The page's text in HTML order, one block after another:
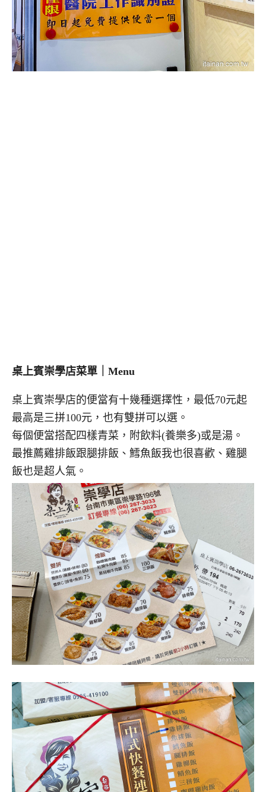
桌上賓崇學店菜單｜Menu
桌上賓崇學店的便當有十幾種選擇性，最低70元起
最高是三拼100元，也有雙拼可以選。
每個便當搭配四樣青菜，附飲料(養樂多)或是湯。
最推薦雞排飯跟腿排飯、鱈魚飯我也很喜歡、雞腿
飯也是超人氣。